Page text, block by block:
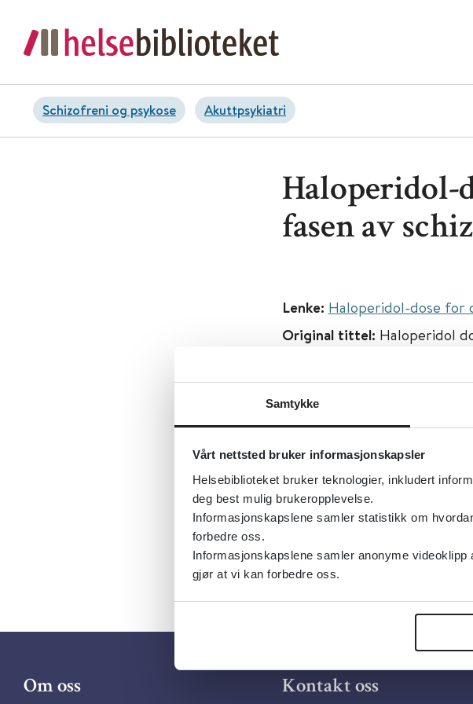
Samtykke
Vårt nettsted bruker informasjonskapsler
Helsebiblioteket bruker teknologier, inkludert
deg best mulig brukeropplevelse.
Informasjonskapslene samler statistikk om
forbedre oss.
Informasjonskapslene samler anonyme
gjør at vi kan forbedre oss.
Schizofreni og psykose Akuttpsykiatri
Haloperidol-
fasen av
Lenke: Haloperidol-dose for
Original tittel: Haloperidol
Tema:Schizofreni og
Emner: Akuttpsykiatri,
Utgiver: Cochrane Library
Språk:Engelsk
Om oss Kontakt oss